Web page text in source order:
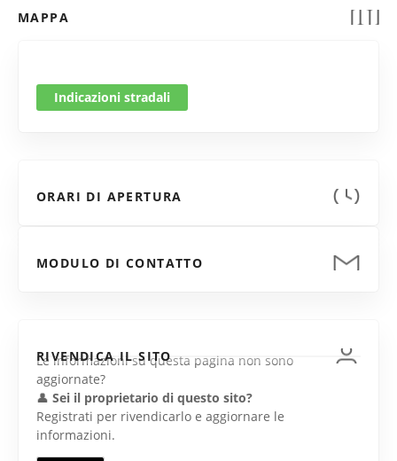
MAPPA
Indicazioni stradali
ORARI DI APERTURA
MODULO DI CONTATTO
RIVENDICA IL SITO
Le informazioni su questa pagina non sono
aggiornate?
👤 Sei il proprietario di questo sito?
Registrati per rivendicarlo e aggiornare le
informazioni.